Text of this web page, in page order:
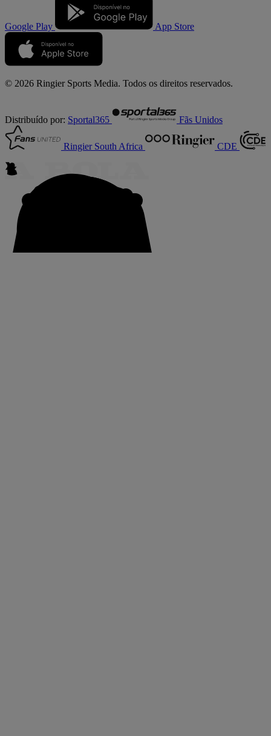
Google Play App Store
© 2026 Ringier Sports Media. Todos os direitos reservados.
Distribuído por: Sportal365 Fãs Unidos
Ringier South Africa CDE